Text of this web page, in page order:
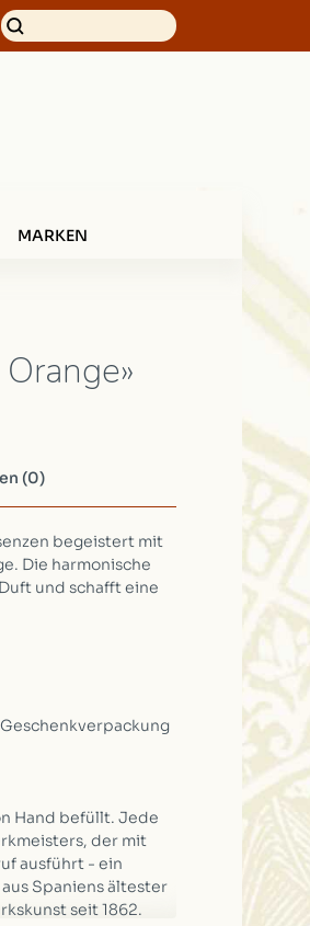
MARKEN
(0)
begeistert mit
Die harmonische
und schafft eine
Hand befüllt. Jede
der mit
ausführt - ein
Spaniens ältester
seit 1862.